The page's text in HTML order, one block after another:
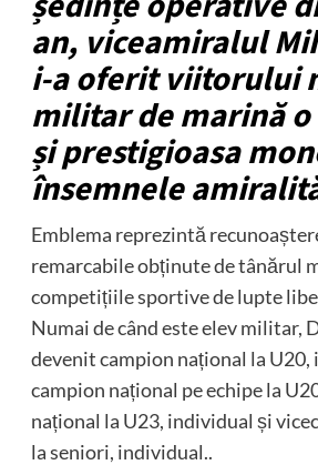
an, viceamiralul
i-a oferit viitorului
militar de marină
și prestigioasa
însemnele
Emblema reprezintă
remarcabile obținute de tânărul
competițiile sportive de lupte
Numai de când este elev militar,
devenit campion național la U20,
campion național pe echipe la
național la U23, individual și
la seniori, individual..